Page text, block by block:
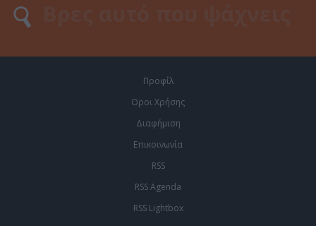
Προφίλ
Οροι Χρήσης
Διαφήμιση
Επικοινωνία
RSS
RSS Agenda
RSS Lightbox